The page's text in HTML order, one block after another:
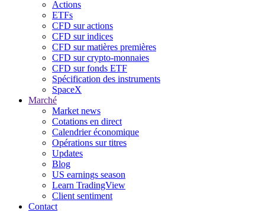
Actions
ETFs
CFD sur actions
CFD sur indices
CFD sur matières premières
CFD sur crypto-monnaies
CFD sur fonds ETF
Spécification des instruments
SpaceX
Marché
Market news
Cotations en direct
Calendrier économique
Opérations sur titres
Updates
Blog
US earnings season
Learn TradingView
Client sentiment
Contact